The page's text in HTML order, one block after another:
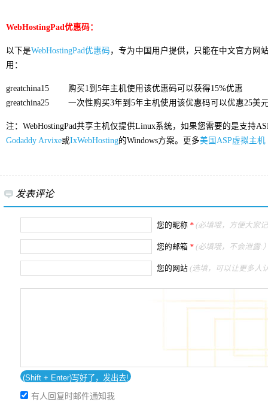
WebHostingPad优惠码：
以下是WebHostingPad优惠码 ，专为中国用户提供，只能在中文官方网
用：
greatchina15 购买1到5年主机使用该优惠码可以获得15%优惠
greatchina25 一次性购买3年到5年主机使用该优惠码可以优惠25美
注：WebHostingPad共享主机仅提供Linux系统，如果您需要的是支持
Godaddy Arvixe或IxWebHosting的Windows方案。更多美国ASP虚拟主机
发表评论
您的昵称 * (必填哦，方便大家
您的邮箱 * (必填哦，不会泄露:
您的网站 (选填，可以让更多人
有人回复时邮件通知我